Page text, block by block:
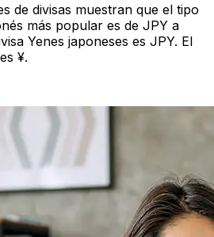
de divisas muestran que el tipo
más popular es de JPY a
Yenes japoneses es JPY. El
¥.